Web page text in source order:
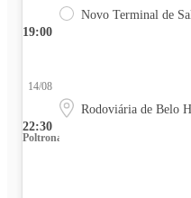
19:00
Novo Terminal de
22:30
14/08
Rodoviária de Belo
Poltrona